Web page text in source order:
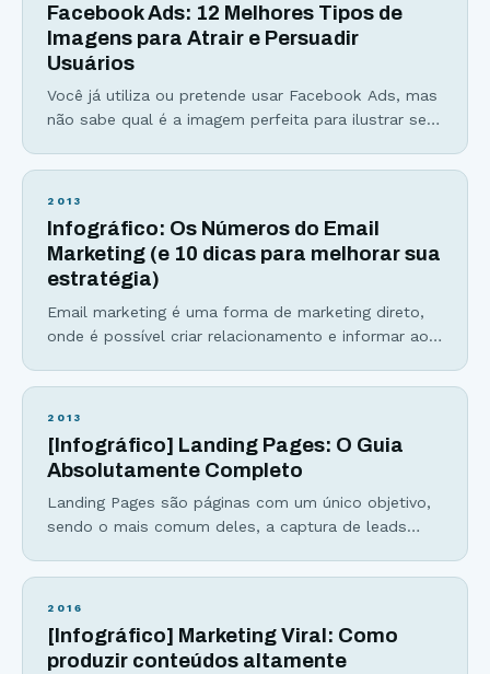
público-alvo: características como sexo, idade, grau
de escolaridade
Facebook Ads: 12 Melhores Tipos de
Imagens para Atrair e Persuadir
Usuários
Você já utiliza ou pretende usar Facebook Ads, mas
não sabe qual é a imagem perfeita para ilustrar seu
12 tipos de imagens que, quando colocadas para
sobre um anúncio que me gerou 5.043
2013
Infográfico: Os Números do Email
Marketing (e 10 dicas para melhorar sua
estratégia)
Email marketing é uma forma de marketing direto,
onde é possível criar relacionamento e informar ao
tem uma estratégia de email marketing criativo, nem
Aqui estão as principais
2013
[Infográfico] Landing Pages: O Guia
Absolutamente Completo
Landing Pages são páginas com um único objetivo,
sendo o mais comum deles, a captura de leads
estratégia de marketing bem sucedida e podem
conversão de um produto ou
2016
[Infográfico] Marketing Viral: Como
produzir conteúdos altamente